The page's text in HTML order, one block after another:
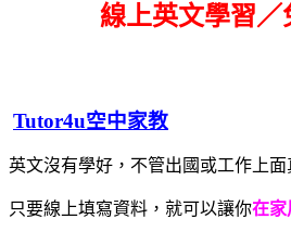
線上英文學習／
Tutor4u空中家教
英文沒有學好，不管出國或工作上
只要線上填寫資料，就可以讓你在家